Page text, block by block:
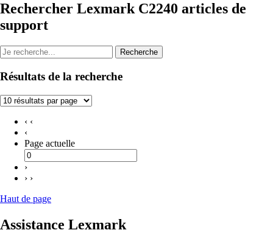
Rechercher Lexmark C2240 articles de
support
Recherche
Résultats de la recherche
‹ ‹
‹
Page actuelle
›
› ›
Haut de page
Assistance Lexmark